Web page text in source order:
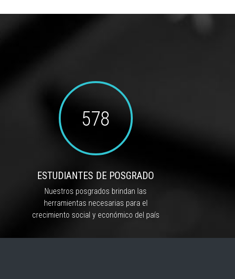
578
ESTUDIANTES DE POSGRADO
Nuestros posgrados brindan las
herramientas necesarias para el
crecimiento social y económico del país